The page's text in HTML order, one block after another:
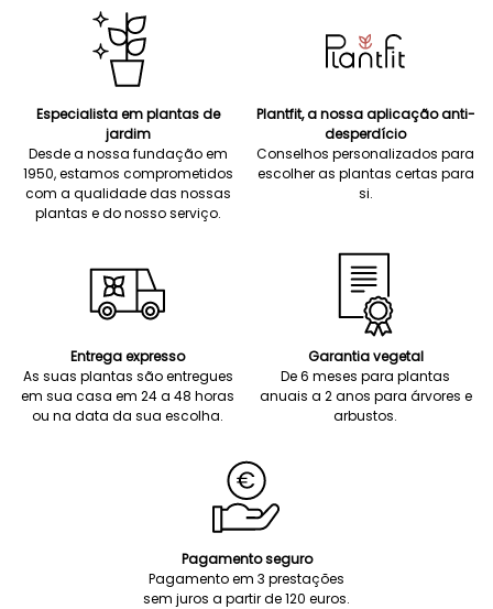
Especialista em plantas de
jardim
Desde a nossa fundação em
1950, estamos comprometidos
com a qualidade das nossas
plantas e do nosso serviço.
Plantfit, a nossa aplicação anti-
desperdício
Conselhos personalizados para
escolher as plantas certas para
si.
Entrega expresso
As suas plantas são entregues
em sua casa em 24 a 48 horas
ou na data da sua escolha.
Garantia vegetal
De 6 meses para plantas
anuais a 2 anos para árvores e
arbustos.
Pagamento seguro
Pagamento em 3 prestações
sem juros a partir de 120 euros.